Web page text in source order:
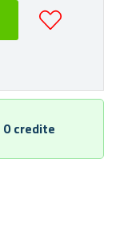
0 credite